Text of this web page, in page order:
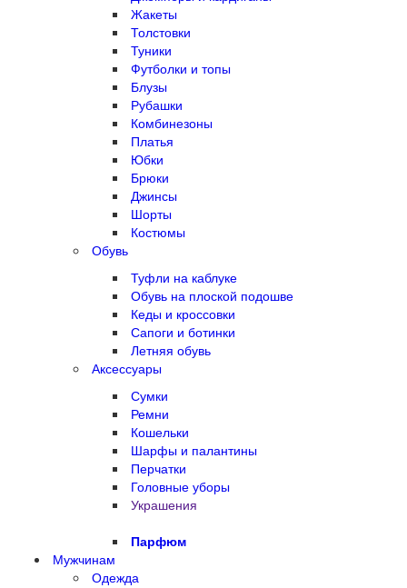
Жакеты
Толстовки
Туники
Футболки и топы
Блузы
Рубашки
Комбинезоны
Платья
Юбки
Брюки
Джинсы
Шорты
Костюмы
Обувь
Туфли на каблуке
Обувь на плоской подошве
Кеды и кроссовки
Сапоги и ботинки
Летняя обувь
Аксессуары
Сумки
Ремни
Кошельки
Шарфы и палантины
Перчатки
Головные уборы
Украшения
Парфюм
Мужчинам
Одежда